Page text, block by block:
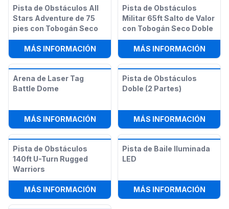
Pista de Obstáculos All
Stars Adventure de 75
pies con Tobogán Seco
MÁS INFORMACIÓN: PISTA DE OBSTÁCULOS ALL
Pista de Obstáculos
Militar 65ft Salto de Valor
con Tobogán Seco Doble
MÁS INFORMACIÓN:
Arena de Laser Tag
Battle Dome
MÁS INFORMACIÓN: ARENA DE LASER TAG BATTLE
Pista de Obstáculos
Doble (2 Partes)
MÁS INFORMACIÓN:
Pista de Obstáculos
140ft U-Turn Rugged
Warriors
MÁS INFORMACIÓN: PISTA DE OBSTÁCULOS 140FT U-
Pista de Baile Iluminada
LED
MÁS INFORMACIÓN: